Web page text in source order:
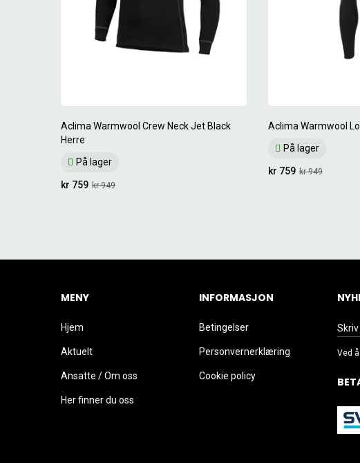
Aclima Warmwool Crew Neck Jet Black
Herre
På lager
kr 949
kr 759
Aclima Warmwool
På lager
kr 949
kr 759
MENY
Hjem
Aktuelt
Ansatte / Om oss
Her finner du oss
INFORMASJON
Betingelser
Personvernerklæring
Cookie policy
Ved